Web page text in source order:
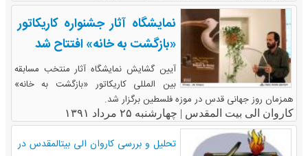
نمایشگاه آثار جشنواره کاریکاتور
«بازگشت به خانه» افتتاح شد
آیین گشایش نمایشگاه آثار منتخب مسابقه
بین المللی کاریکاتور «بازگشت به خانه»
همزمان روز جهانی قدس در موزه فلسطین برگزار شد.
کاروان الی بیت المقدس | چهارشنبه ۲۵ مرداد ۱۳۹۱
تحلیل و بررسی کاروان الی بیت‎المقدس در